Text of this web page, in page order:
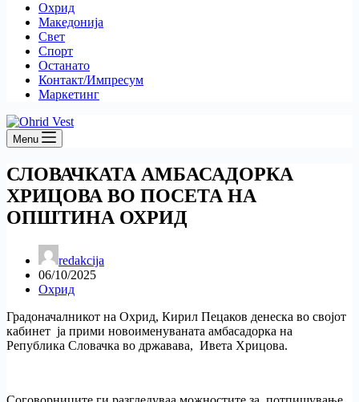
Охрид
Македонија
Свет
Спорт
Останато
Контакт/Импресум
Маркетинг
Menu
СЛОВАЧКАТА АМБАСАДОРКА
ХРИЦОВА ВО ПОСЕТА НА
ОПШТИНА ОХРИД
redakcija
06/10/2025
Охрид
Градоначалникот на Охрид, Кирил Пецаков денеска во својот
кабинет ја прими новоименуваната амбасадорка на
Република Словачка во државава, Ивета Хрицова.